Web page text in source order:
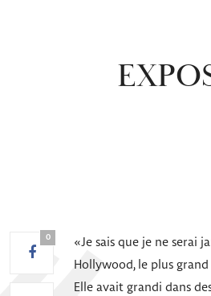
0
«Je sais que je ne serai
Hollywood, le plus
Elle avait grandi dans